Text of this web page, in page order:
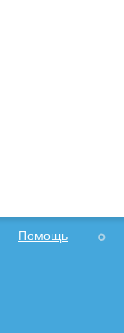
Помощь